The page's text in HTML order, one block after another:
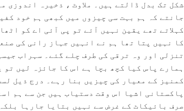
شکل تک بدل ڈالتے ہیں۔ ملاوٹ ، ذخیرہ اندوزی
جانتے کہ ہم بہت سی چیزوں میں کبھی ہم خود
کہلاتے تھے یقین نہیں آئے تو پی آئی اے کو
کا نہیں پتا تھا ہم نے انہیں جہاز رانی کی
تنزلی اور وہ ترقی کی طرف چلے گئے۔ سہراب
ہمارے پاس کیا کچھ بچا ہے اس کا جائزہ لیں
کمنیز کے معیار کی چیزیں بنا رہے۔ درج ذیل
پاکستانی اشیا اس وقت دستیاب ہیں جن سے ہم
صرف بائیکاٹ کے غرض سے نہیں بتایا جارہا